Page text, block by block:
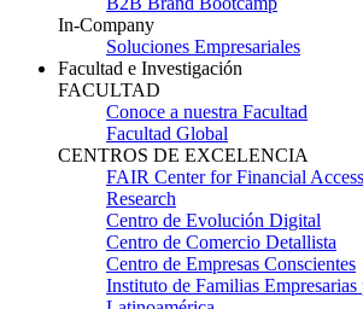
In-Company
Soluciones Empresariales
Facultad e Investigación
FACULTAD
Conoce a nuestra Facultad
Facultad Global
CENTROS DE EXCELENCIA
FAIR Center for Financial
Research
Centro de Evolución Digital
Centro de Comercio Detallista
Centro de Empresas Conscientes
Instituto de Familias